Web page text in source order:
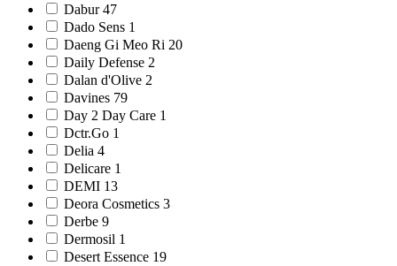
Dabur 47
Dado Sens 1
Daeng Gi Meo Ri 20
Daily Defense 2
Dalan d'Olive 2
Davines 79
Day 2 Day Care 1
Dctr.Go 1
Delia 4
Delicare 1
DEMI 13
Deora Cosmetics 3
Derbe 9
Dermosil 1
Desert Essence 19